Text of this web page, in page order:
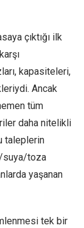
çıktığı ilk
kapasiteleri,
Ancak
tüm
daha nitelikli
taleplerin
suya/toza
yaşanan
tek bir